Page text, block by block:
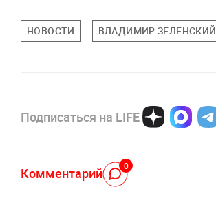
НОВОСТИ ВЛАДИМИР ЗЕЛЕНСКИЙ
Подписаться на LIFE
Комментарий 0